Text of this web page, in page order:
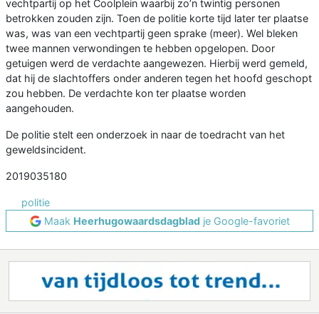
vechtpartij op het Coolplein waarbij zo’n twintig personen
betrokken zouden zijn. Toen de politie korte tijd later ter plaatse
was, was van een vechtpartij geen sprake (meer). Wel bleken
twee mannen verwondingen te hebben opgelopen. Door
getuigen werd de verdachte aangewezen. Hierbij werd gemeld,
dat hij de slachtoffers onder anderen tegen het hoofd geschopt
zou hebben. De verdachte kon ter plaatse worden
aangehouden.
De politie stelt een onderzoek in naar de toedracht van het
geweldsincident.
2019035180
politie
Maak Heerhugowaardsdagbladje Google-favoriet